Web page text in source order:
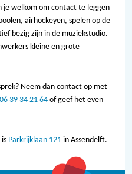
je welkom om contact te leggen
airhockeyen, spelen op de
bezig zijn in de muziekstudio.
kleine en grote
Neem dan contact op met
06 39 34 21 64 of geef het even
Parkrijklaan 121 in Assendelft.